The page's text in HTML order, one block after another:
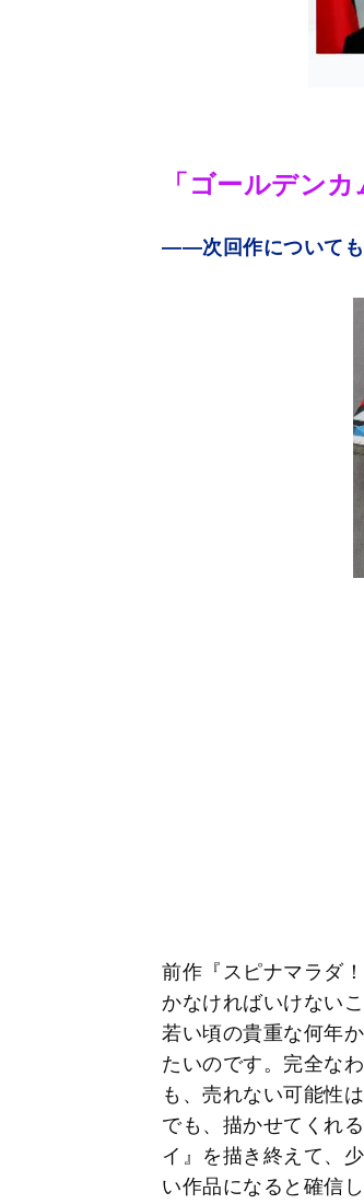
「ゴールデン
――次回作についても
前作『スピナマラダ
かなければいけない
若い頃の貴重な何年
たいのです。完全な
も、売れない可能性
でも、描かせてくれ
イ』を描き終えて、
い作品になると確信